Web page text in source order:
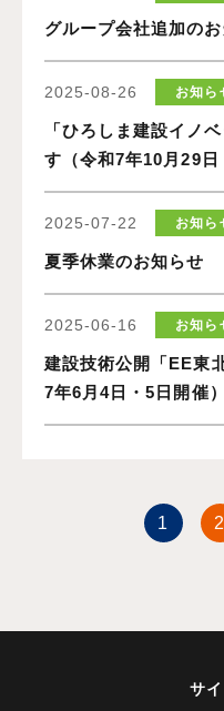
グループ会社追加の
2025-08-26 お知ら
「ひろしま建設イノ
す（令和7年10月29日
2025-07-22 お知ら
夏季休業のお知らせ
2025-06-16 お知ら
建設技術公開「EE東
7年6月4日・5日開催）
1 2
サ